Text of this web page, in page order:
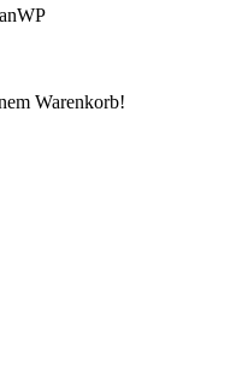
Warenkorb!